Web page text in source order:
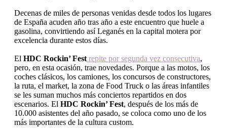
Decenas de miles de personas venidas desde todos los lugares
de España acuden año tras año a este encuentro que huele a
gasolina, convirtiendo así Leganés en la capital motera por
excelencia durante estos días.
El HDC Rockin’ Fest repite por segunda vez consecutiva,
pero, en esta ocasión, trae novedades. Porque a las motos, los
coches clásicos, los camiones, los concursos de constructores,
la ruta, el market, la zona de Food Truck o las áreas infantiles
se les suman muchos más conciertos repartidos en dos
escenarios. El HDC Rockin’ Fest, después de los más de
10.000 asistentes del año pasado, se coloca como uno de los
más importantes de la cultura custom.